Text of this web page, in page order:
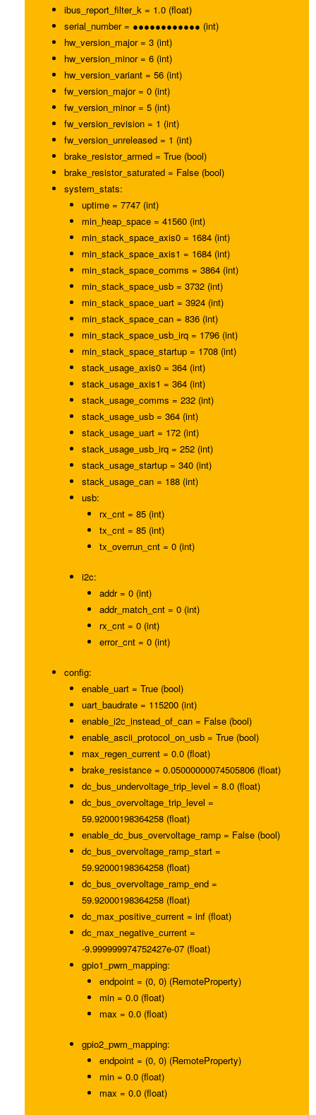
ibus_report_filter_k = 1.0 (float)
serial_number = ●●●●●●●●●●●● (int)
hw_version_major = 3 (int)
hw_version_minor = 6 (int)
hw_version_variant = 56 (int)
fw_version_major = 0 (int)
fw_version_minor = 5 (int)
fw_version_revision = 1 (int)
fw_version_unreleased = 1 (int)
brake_resistor_armed = True (bool)
brake_resistor_saturated = False (bool)
system_stats:
uptime = 7747 (int)
min_heap_space = 41560 (int)
min_stack_space_axis0 = 1684 (int)
min_stack_space_axis1 = 1684 (int)
min_stack_space_comms = 3864 (int)
min_stack_space_usb = 3732 (int)
min_stack_space_uart = 3924 (int)
min_stack_space_can = 836 (int)
min_stack_space_usb_irq = 1796 (int)
min_stack_space_startup = 1708 (int)
stack_usage_axis0 = 364 (int)
stack_usage_axis1 = 364 (int)
stack_usage_comms = 232 (int)
stack_usage_usb = 364 (int)
stack_usage_uart = 172 (int)
stack_usage_usb_irq = 252 (int)
stack_usage_startup = 340 (int)
stack_usage_can = 188 (int)
usb:
rx_cnt = 85 (int)
tx_cnt = 85 (int)
tx_overrun_cnt = 0 (int)
i2c:
addr = 0 (int)
addr_match_cnt = 0 (int)
rx_cnt = 0 (int)
error_cnt = 0 (int)
config:
enable_uart = True (bool)
uart_baudrate = 115200 (int)
enable_i2c_instead_of_can = False (bool)
enable_ascii_protocol_on_usb = True (bool)
max_regen_current = 0.0 (float)
brake_resistance = 0.05000000074505806 (float)
dc_bus_undervoltage_trip_level = 8.0 (float)
dc_bus_overvoltage_trip_level =
59.92000198364258 (float)
enable_dc_bus_overvoltage_ramp = False (bool)
dc_bus_overvoltage_ramp_start =
59.92000198364258 (float)
dc_bus_overvoltage_ramp_end =
59.92000198364258 (float)
dc_max_positive_current = inf (float)
dc_max_negative_current =
-9.999999974752427e-07 (float)
gpio1_pwm_mapping:
endpoint = (0, 0) (RemoteProperty)
min = 0.0 (float)
max = 0.0 (float)
gpio2_pwm_mapping:
endpoint = (0, 0) (RemoteProperty)
min = 0.0 (float)
max = 0.0 (float)